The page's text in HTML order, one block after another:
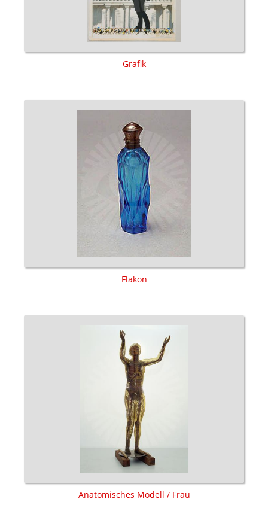
Grafik
Flakon
Anatomisches Modell / Frau